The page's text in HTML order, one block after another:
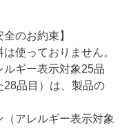
のお約束】
使っておりません。
ギー表示対象25品
28品目）は、製品の
アレルギー表示対象